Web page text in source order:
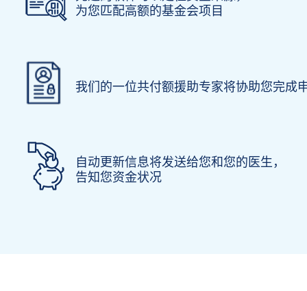
为您匹配高额的基金会项目
我们的一位共付额援助专家将协助您完成
自动更新信息将发送给您和您的医生，
告知您资金状况